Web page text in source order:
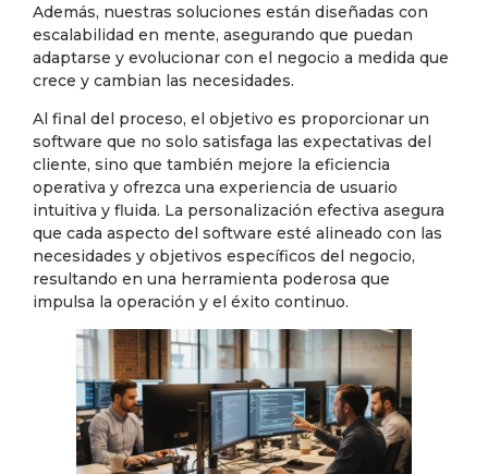
Además, nuestras soluciones están diseñadas con
escalabilidad en mente, asegurando que puedan
adaptarse y evolucionar con el negocio a medida que
crece y cambian las necesidades.
Al final del proceso, el objetivo es proporcionar un
software que no solo satisfaga las expectativas del
cliente, sino que también mejore la eficiencia
operativa y ofrezca una experiencia de usuario
intuitiva y fluida. La personalización efectiva asegura
que cada aspecto del software esté alineado con las
necesidades y objetivos específicos del negocio,
resultando en una herramienta poderosa que
impulsa la operación y el éxito continuo.